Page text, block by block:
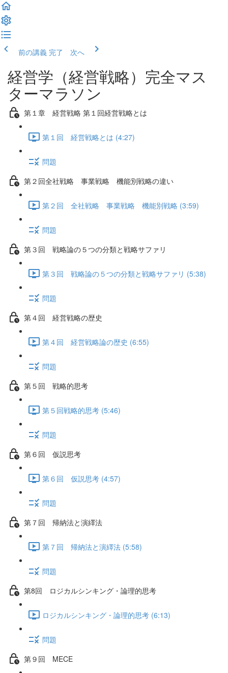
前の講義 完了 次へ
経営学（経営戦略）完全マス
ターマラソン
第１章 経営戦略 第１回経営戦略とは
第１回 経営戦略とは (4:27)
問題
第２回全社戦略 事業戦略 機能別戦略の違い
第２回 全社戦略 事業戦略 機能別戦略 (3:59)
問題
第３回 戦略論の５つの分類と戦略サファリ
第３回 戦略論の５つの分類と戦略サファリ (5:38)
問題
第４回 経営戦略の歴史
第４回 経営戦略論の歴史 (6:55)
問題
第５回 戦略的思考
第５回戦略的思考 (5:46)
問題
第６回 仮説思考
第６回 仮説思考 (4:57)
問題
第７回 帰納法と演繹法
第７回 帰納法と演繹法 (5:58)
問題
第8回 ロジカルシンキング・論理的思考
ロジカルシンキング・論理的思考 (6:13)
問題
第９回 MECE